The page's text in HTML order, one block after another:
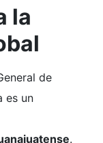
la
de
es un
.